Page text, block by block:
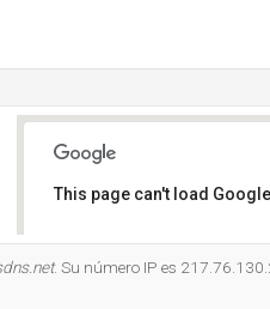
This page can't load
. Su número IP es